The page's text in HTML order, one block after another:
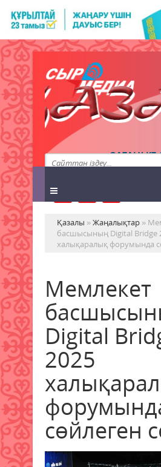
Қазалы »Жаңалықтар »
басшысының Digital Bridge
халықаралық форумында
Мемлекет
Digital
2025
сөйлеген